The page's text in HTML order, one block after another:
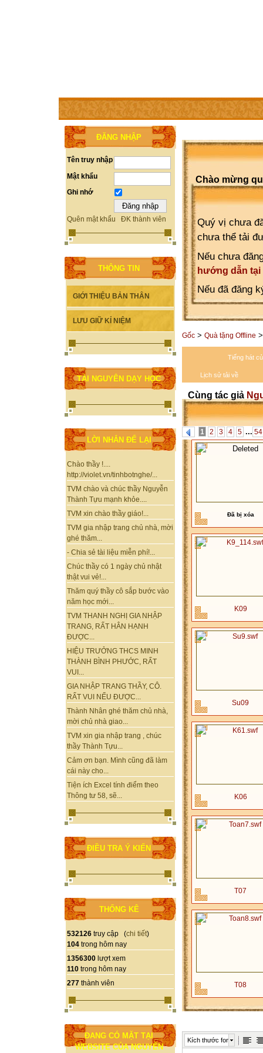
TRANG CHỦ THÀNH VIÊN TRỢ GIÚP WEBSITE
ĐĂNG NHẬP
Tên truy nhập
Mật khẩu
Ghi nhớ
Quên mật khẩu ĐK thành viên
THÔNG TIN
GIỚI THIỆU BẢN THÂN
LƯU GIỮ KỈ NIỆM
TÀI NGUYÊN DẠY HỌC
LỜI NHẮN ĐỂ LẠI
Chào thầy !....
http://violet.vn/tinhbotnghe/...
TVM chào và chúc thầy Nguyễn
Thành Tựu mạnh khỏe....
TVM xin chào thầy giáo!...
TVM gia nhập trang chủ nhà, mời
ghé thăm...
- Chia sẻ tài liệu miễn phí!...
Chúc thầy có 1 ngày chủ nhật
thật vui vẻ!...
Thăm quý thầy cô sắp bước vào
năm học mới...
TVM THANH NGHỊ GIA NHẬP
TRANG, RẤT HÂN HẠNH
ĐƯỢC...
HIỆU TRƯỞNG THCS MINH
THÀNH BÌNH PHƯỚC, RẤT
VUI...
GIA NHẬP TRANG THẦY, CÔ.
RẤT VUI NẾU ĐƯỢC...
Thành Nhân ghé thăm chủ nhà,
mời chủ nhà giao...
TVM xin gia nhập trang , chúc
thầy Thành Tựu...
Cảm ơn bạn. Mình cũng đã làm
cái này cho...
Tiện ích Excel tính điểm theo
Thông tư 58, sẽ...
ĐIỀU TRA Ý KIẾN
THỐNG KÊ
532126 truy cập (chi tiết)
104 trong hôm nay
1356300 lượt xem
110 trong hôm nay
277 thành viên
ĐANG CÓ MẶT TẠI
WEBSITE CỦA NGUYỄN
Chào mừng
Quý vị chưa
chưa thể tải
Nếu chưa
hướng dẫn tại
Nếu đã đăng
Gốc > Quà tặng Offline >
Tiếng hát
Lịch sử tải về
Cùng tác giả
1 2 3 4 5 ... 54
Đã bị xóa
K09
Su09
K06
T07
T08
Kích thước font